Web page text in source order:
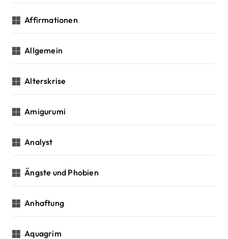
t
i
o
n
Affirmationen
Allgemein
Alterskrise
Amigurumi
Analyst
Ängste und Phobien
Anhaftung
Aquagrim